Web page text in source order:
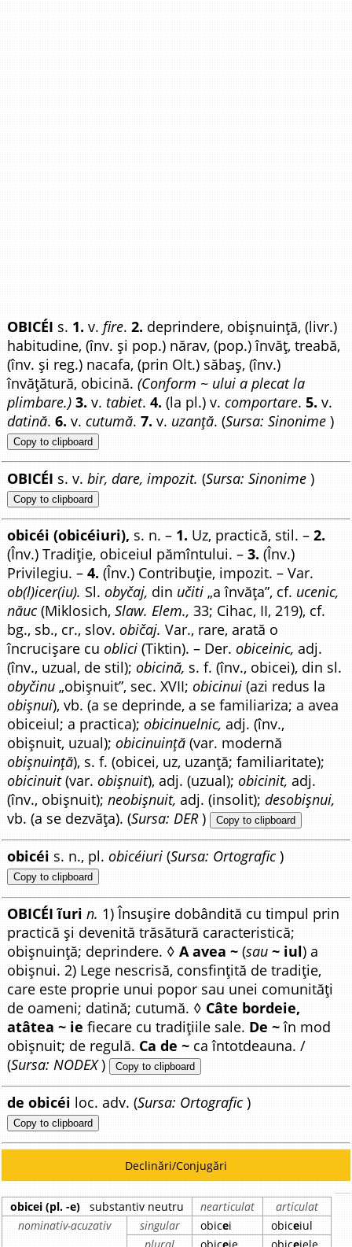
OBICÉI s. 1. v.fire.2. deprindere, obișnuință, (livr.)
habitudine, (înv. și pop.) nărav, (pop.) învăț, treabă,
(înv. și reg.) nacafa, (prin Olt.) săbaș, (înv.)
învățătură, obicină.(Conform ~ ului a plecat la
plimbare.) 3. v.tabiet.4. (la pl.) v.comportare.5. v.
datină.6. v.cutumă.7. v. uzanță. (Sursa: Sinonime )
Copy to clipboard
OBICÉI s. v.bir, dare, impozit. (Sursa: Sinonime )
Copy to clipboard
obicéi (obicéiuri), s. n. – 1. Uz, practică, stil. –2.
(Înv.) Tradiție, obiceiul pămîntului. –3. (Înv.)
Privilegiu. –4. (Înv.) Contribuție, impozit. – Var.
ob(l)icer(iu). Sl.obyčaj, din učiti „a învăța”, cf. ucenic,
năuc (Miklosich,Slaw. Elem., 33; Cihac, II, 219), cf.
bg., sb., cr., slov.običaj. Var., rare, arată o
încrucișare cuoblici (Tiktin). – Der.obiceinic, adj.
(înv., uzual, de stil);obicină, s. f. (înv., obicei), din sl.
obyčinu „obișnuit”, sec. XVII;obicinui (azi redus la
obișnui), vb. (a se deprinde, a se familiariza; a avea
obiceiul; a practica);obicinuelnic, adj. (înv.,
obișnuit, uzual);obicinuință (var. modernă
obișnuință), s. f. (obicei, uz, uzanță; familiaritate);
obicinuit(var.obișnuit), adj. (uzual);obicinit, adj.
(înv., obișnuit);neobișnuit, adj. (insolit);desobișnui,
vb. (a se dezvăța). (Sursa: DER) Copy to clipboard
obicéi s. n., pl.obicéiuri (Sursa: Ortografic )
Copy to clipboard
OBICÉI ĩuri n. 1) Însușire dobândită cu timpul prin
practică și devenită trăsătură caracteristică;
obișnuință; deprindere. ◊A avea ~ (sau ~ iul) a
obișnui. 2) Lege nescrisă, consfințită de tradiție,
care este proprie unui popor sau unei comunități
de oameni; datină; cutumă. ◊ Câte bordeie,
atâtea ~ ie fiecare cu tradițiile sale. De ~în mod
obișnuit; de regulă. Ca de ~ ca întotdeauna. /
(Sursa: NODEX) Copy to clipboard
de obicéi loc. adv. (Sursa: Ortografic )
Copy to clipboard
Declinări/Conjugări
obicei (pl. -e) substantiv neutru nearticulat
articulat
nominativ-acuzativ
singular obicei obiceiul